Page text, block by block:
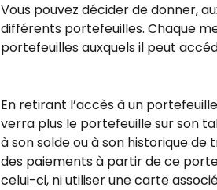
Vous pouvez décider de donner,
différents portefeuilles. Chaque
portefeuilles auxquels il peut
En retirant l’accès à un
verra plus le portefeuille sur son
à son solde ou à son historique
des paiements à partir de ce
celui-ci, ni utiliser une carte